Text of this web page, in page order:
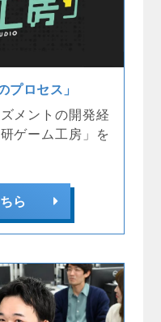
プロセス」
メントの開発経
ゲーム工房」を
ら